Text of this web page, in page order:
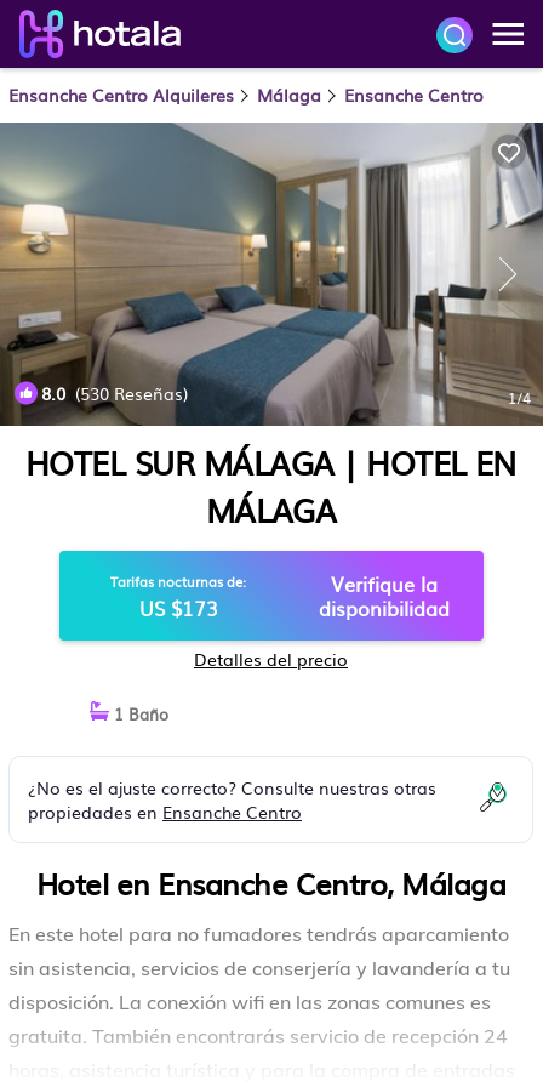
Ensanche Centro Alquileres Málaga Ensanche Centro
8.0 (530 Reseñas) 1/4
HOTEL SUR MÁLAGA | HOTEL EN
MÁLAGA
Tarifas nocturnas de:
US $173
Verifique la
disponibilidad
Detalles del precio
1 Baño
¿No es el ajuste correcto? Consulte nuestras otras
propiedades en Ensanche Centro
Hotel en Ensanche Centro, Málaga
En este hotel para no fumadores tendrás aparcamiento
sin asistencia, servicios de conserjería y lavandería a tu
disposición. La conexión wifi en las zonas comunes es
gratuita. También encontrarás servicio de recepción 24
horas, asistencia turística y para la compra de entradas